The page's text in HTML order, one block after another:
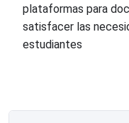
plataformas para
satisfacer las
estudiantes